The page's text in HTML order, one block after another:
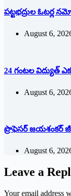
పట్టభద్రుల ఓటర్ల
August 6,
24 గంటల విద్యుత్
August 6,
ప్రొఫెసర్ జయశంకర్
August 6,
Leave a
Your email address